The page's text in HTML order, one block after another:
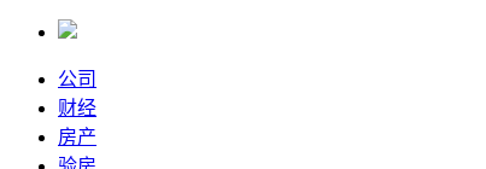
公司
财经
房产